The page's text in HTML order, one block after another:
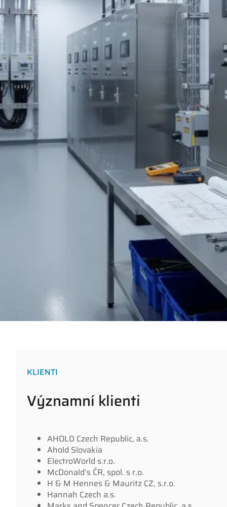
KLIENTI
Významní klienti
AHOLD Czech Republic, a.s.
Ahold Slovakia
ElectroWorld s.r.o.
McDonald’s ČR, spol. s r.o.
H & M Hennes & Mauritz CZ, s.r.o.
Hannah Czech a.s.